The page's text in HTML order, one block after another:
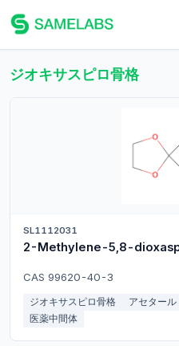
ジオキサスピロ骨格
SL1112031
2-Methylene-5,8-
CAS 99620-40-3
ジオキサスピロ骨格 アセタール
医薬中間体